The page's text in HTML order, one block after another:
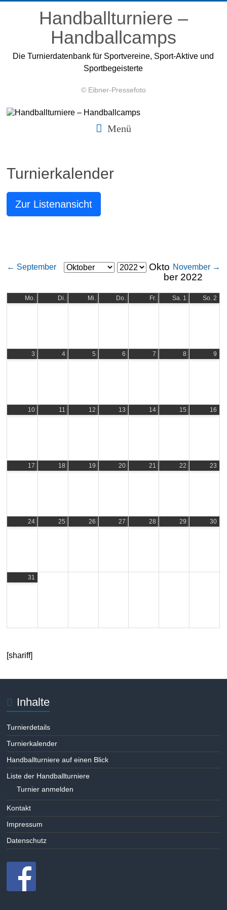
Handballturniere –
Handballcamps
Die Turnierdatenbank für Sportvereine, Sport-Aktive und
Sportbegeisterte
© Eibner-Pressefoto
Menü
Turnierkalender
Zur Listenansicht
← September November →
Okto
ber 2022
Mo. Di. Mi. Do. Fr. Sa. 1 So.2
3 4 5 6 7 8 9
10 11 12 13 14 15 16
17 18 19 20 21 22 23
24 25 26 27 28 29 30
31
[shariff]
Inhalte
Turnierdetails
Turnierkalender
Handballturniere auf einen Blick
Liste der Handballturniere
Turnier anmelden
Kontakt
Impressum
Datenschutz